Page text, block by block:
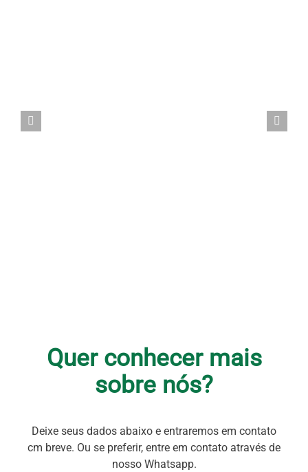
Quer conhecer mais
sobre nós?
Deixe seus dados abaixo e entraremos em contato
cm breve. Ou se preferir, entre em contato através de
nosso Whatsapp.